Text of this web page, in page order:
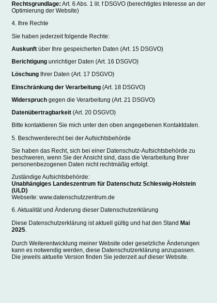
Rechtsgrundlage: Art. 6 Abs. 1 lit. f DSGVO (berechtigtes Interesse an der
Optimierung der Website)
4. Ihre Rechte
Sie haben jederzeit folgende Rechte:
Auskunft über Ihre gespeicherten Daten (Art. 15 DSGVO)
Berichtigung unrichtiger Daten (Art. 16 DSGVO)
Löschung Ihrer Daten (Art. 17 DSGVO)
Einschränkung der Verarbeitung (Art. 18 DSGVO)
Widerspruch gegen die Verarbeitung (Art. 21 DSGVO)
Datenübertragbarkeit (Art. 20 DSGVO)
Bitte kontaktieren Sie mich unter den oben angegebenen Kontaktdaten.
5. Beschwerderecht bei der Aufsichtsbehörde
Sie haben das Recht, sich bei einer Datenschutz-Aufsichtsbehörde zu
beschweren, wenn Sie der Ansicht sind, dass die Verarbeitung Ihrer
personenbezogenen Daten nicht rechtmäßig erfolgt.
Zuständige Aufsichtsbehörde:
Unabhängiges Landeszentrum für Datenschutz Schleswig-Holstein
(ULD)
Webseite: www.datenschutzzentrum.de
6. Aktualität und Änderung dieser Datenschutzerklärung
Diese Datenschutzerklärung ist aktuell gültig und hat den Stand Mai
2025
Durch Weiterentwicklung meiner Website oder gesetzliche Änderungen
kann es notwendig werden, diese Datenschutzerklärung anzupassen.
Die jeweils aktuelle Version finden Sie jederzeit auf dieser Website.